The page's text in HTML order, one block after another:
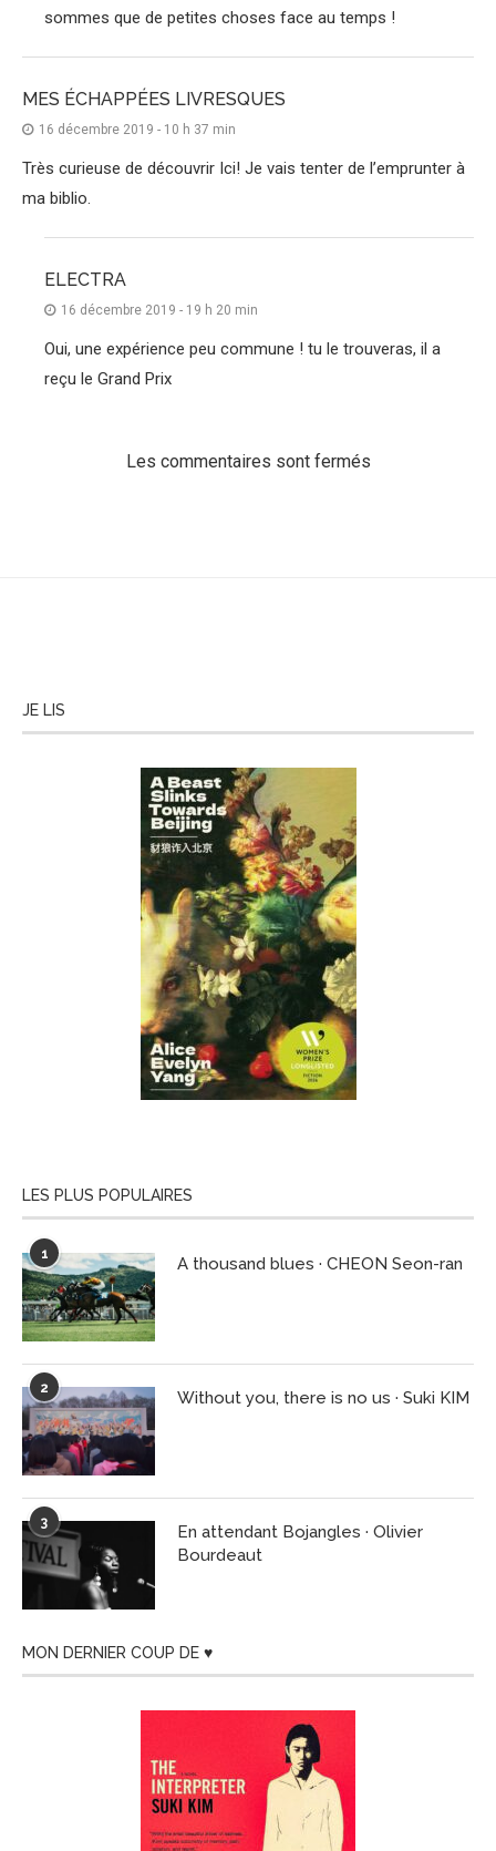
sommes que de petites choses face au temps !
MES ÉCHAPPÉES LIVRESQUES
16 décembre 2019 - 10 h 37 min
Très curieuse de découvrir Ici! Je vais tenter de l’emprunter à
ma biblio.
ELECTRA
16 décembre 2019 - 19 h 20 min
Oui, une expérience peu commune ! tu le trouveras, il a
reçu le Grand Prix
Les commentaires sont fermés
JE LIS
LES PLUS POPULAIRES
1 A thousand blues · CHEON Seon-ran
2 Without you, there is no us · Suki KIM
3
En attendant Bojangles · Olivier
Bourdeaut
MON DERNIER COUP DE ♥